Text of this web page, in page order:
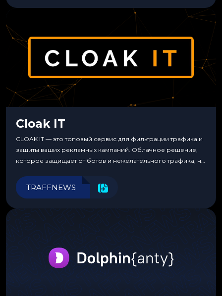
Cloak IT
CLOAK IT — это топовый сервис для фильтрации трафика и
защиты ваших рекламных кампаний. Облачное решение,
которое защищает от ботов и нежелательного трафика, не
программирования.
TRAFFNEWS